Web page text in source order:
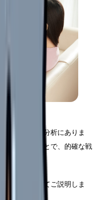
底した市場分析にありま
把握することで、的確な戦
ントについてご説明しま